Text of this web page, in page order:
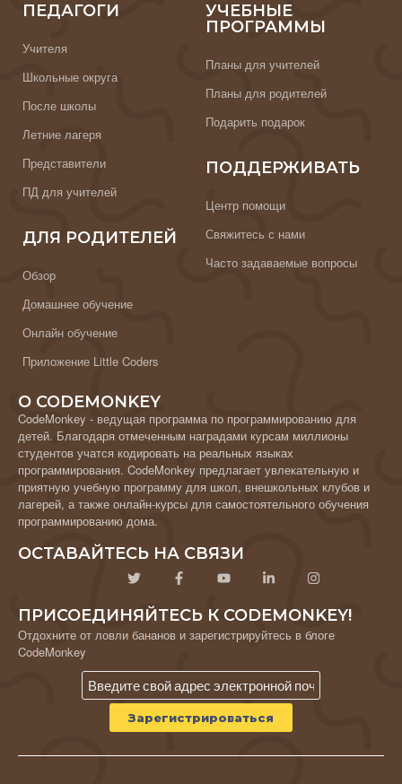
ПЕДАГОГИ
Учителя
Школьные округа
После школы
Летние лагеря
Представители
ПД для учителей
ДЛЯ РОДИТЕЛЕЙ
Обзор
Домашнее обучение
Онлайн обучение
Приложение Little Coders
УЧЕБНЫЕ
ПРОГРАММЫ
Планы для учителей
Планы для родителей
Подарить подарок
ПОДДЕРЖИВАТЬ
Центр помощи
Свяжитесь с нами
Часто задаваемые вопросы
О CODEMONKEY
CodeMonkey - ведущая программа по программированию для
детей. Благодаря отмеченным наградами курсам миллионы
студентов учатся кодировать на реальных языках
программирования. CodeMonkey предлагает увлекательную и
приятную учебную программу для школ, внешкольных клубов и
лагерей, а также онлайн-курсы для самостоятельного обучения
программированию дома.
ОСТАВАЙТЕСЬ НА СВЯЗИ
ПРИСОЕДИНЯЙТЕСЬ К CODEMONKEY!
Отдохните от ловли бананов и зарегистрируйтесь в блоге
CodeMonkey